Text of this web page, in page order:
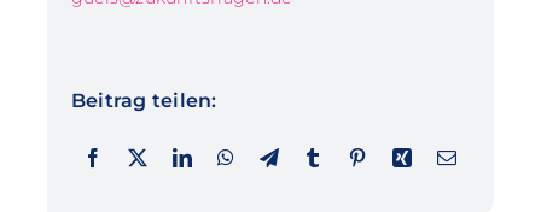
Beitrag teilen: